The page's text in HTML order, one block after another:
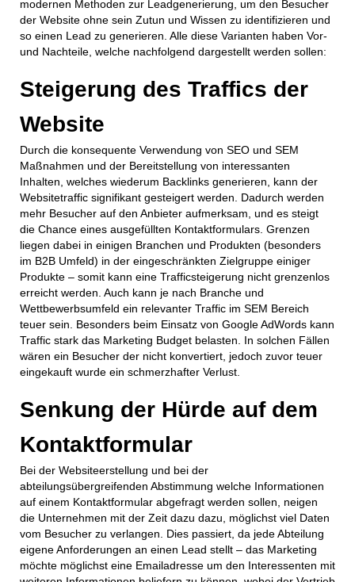
modernen Methoden zur Leadgenerierung, um den Besucher
der Website ohne sein Zutun und Wissen zu identifizieren und
so einen Lead zu generieren. Alle diese Varianten haben Vor-
und Nachteile, welche nachfolgend dargestellt werden sollen:
Steigerung des Traffics der
Website
Durch die konsequente Verwendung von SEO und SEM
Maßnahmen und der Bereitstellung von interessanten
Inhalten, welches wiederum Backlinks generieren, kann der
Websitetraffic signifikant gesteigert werden. Dadurch werden
mehr Besucher auf den Anbieter aufmerksam, und es steigt
die Chance eines ausgefüllten Kontaktformulars. Grenzen
liegen dabei in einigen Branchen und Produkten (besonders
im B2B Umfeld) in der eingeschränkten Zielgruppe einiger
Produkte – somit kann eine Trafficsteigerung nicht grenzenlos
erreicht werden. Auch kann je nach Branche und
Wettbewerbsumfeld ein relevanter Traffic im SEM Bereich
teuer sein. Besonders beim Einsatz von Google AdWords kann
Traffic stark das Marketing Budget belasten. In solchen Fällen
wären ein Besucher der nicht konvertiert, jedoch zuvor teuer
eingekauft wurde ein schmerzhafter Verlust.
Senkung der Hürde auf dem
Kontaktformular
Bei der Websiteerstellung und bei der
abteilungsübergreifenden Abstimmung welche Informationen
auf einem Kontaktformular abgefragt werden sollen, neigen
die Unternehmen mit der Zeit dazu dazu, möglichst viel Daten
vom Besucher zu verlangen. Dies passiert, da jede Abteilung
eigene Anforderungen an einen Lead stellt – das Marketing
möchte möglichst eine Emailadresse um den Interessenten mit